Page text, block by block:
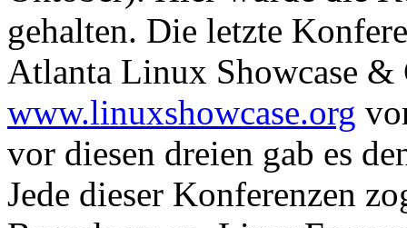
gehalten. Die letzte
Atlanta Linux Showcase &
www.linuxshowcase.org
vor diesen dreien gab es
Jede dieser Konferenzen